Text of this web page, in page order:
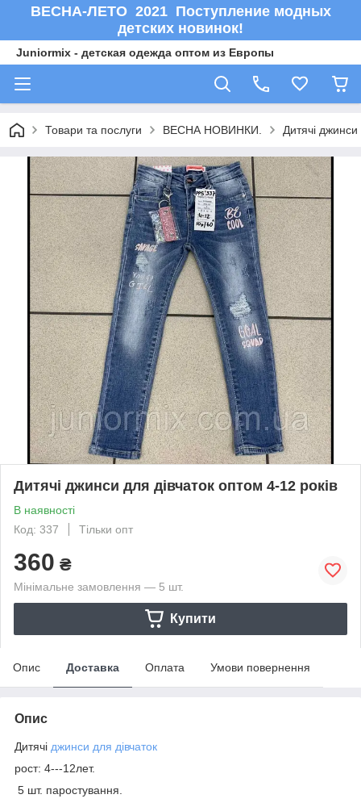
ВЕСНА-ЛЕТО 2021 Поступление модных
детских новинок!
Juniormix - детская одежда оптом из Европы
Товари та послуги ВЕСНА НОВИНКИ. Дитячі джинси
Дитячі джинси для дівчаток оптом 4-12 років
В наявності
Код: 337
Тільки опт
360 ₴
Мінімальне замовлення — 5 шт.
Купити
Опис Доставка Оплата Умови повернення
Опис
Дитячі джинси для дівчаток
рост: 4---12лет.
5 шт. паростування.